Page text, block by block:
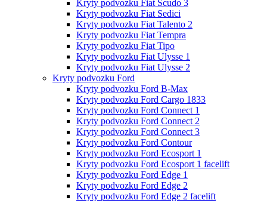
Kryty podvozku Fiat Scudo 3
Kryty podvozku Fiat Sedici
Kryty podvozku Fiat Talento 2
Kryty podvozku Fiat Tempra
Kryty podvozku Fiat Tipo
Kryty podvozku Fiat Ulysse 1
Kryty podvozku Fiat Ulysse 2
Kryty podvozku Ford
Kryty podvozku Ford B-Max
Kryty podvozku Ford Cargo 1833
Kryty podvozku Ford Connect 1
Kryty podvozku Ford Connect 2
Kryty podvozku Ford Connect 3
Kryty podvozku Ford Contour
Kryty podvozku Ford Ecosport 1
Kryty podvozku Ford Ecosport 1 facelift
Kryty podvozku Ford Edge 1
Kryty podvozku Ford Edge 2
Kryty podvozku Ford Edge 2 facelift